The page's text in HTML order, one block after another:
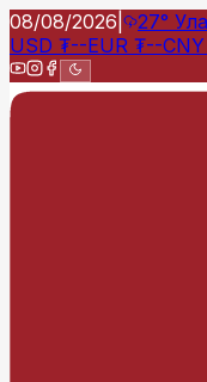
08/08/2026 27°
USD ₮--EUR ₮--CNY